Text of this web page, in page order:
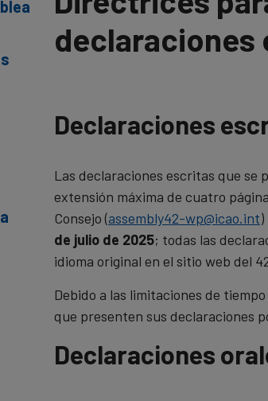
declaraciones
Declaraciones
Las declaraciones escritas que se
extensión máxima de cuatro
Consejo (assembly42-wp@icao.int
de julio de 2025; todas las
idioma original en el sitio web del
Debido a las limitaciones de
que presenten sus declaraciones
Declaraciones